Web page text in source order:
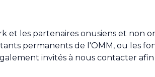
et les partenaires onusiens et non
permanents de l'OMM, ou les
invités à nous contacter